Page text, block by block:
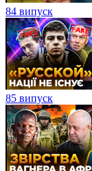
84 випуск
85 випуск